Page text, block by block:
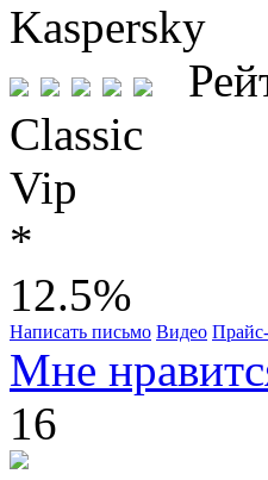
Kaspersky
Classic
Vip
*
12.5%
Написать письмо Видео
Мне
16